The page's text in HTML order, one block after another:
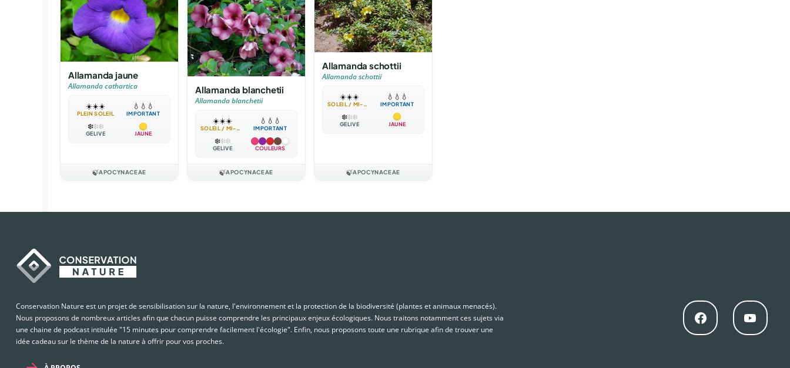
Allamanda jaune
Allamanda cathartica
☀️☀️☀️
PLEIN SOLEIL
💧 💧 💧
IMPORTANT
❄️❄️❄️
GÉLIVE JAUNE
🍃APOCYNACEAE
Allamanda blanchetii
Allamanda blanchetii
☀️☀️☀️
SOLEIL / MI-OMBRE
💧 💧 💧
IMPORTANT
❄️❄️❄️
GÉLIVE COULEURS
🍃APOCYNACEAE
Allamanda schottii
Allamanda schottii
☀️☀️☀️
SOLEIL / MI-OMBRE
💧 💧 💧
IMPORTANT
❄️❄️❄️
GÉLIVE JAUNE
🍃APOCYNACEAE
Conservation Nature est un projet de sensibilisation sur la nature, l'environnement et la protection de la biodiversité (plantes et animaux menacés).
Nous proposons de nombreux articles afin que chacun puisse comprendre les principaux enjeux écologiques. Nous traitons notamment ces sujets via
une chaine de podcast intitulée "15 minutes pour comprendre facilement l'écologie". Enfin, nous proposons toute une rubrique afin de trouver une
idée cadeau sur le thème de la nature à offrir pour vos proches.